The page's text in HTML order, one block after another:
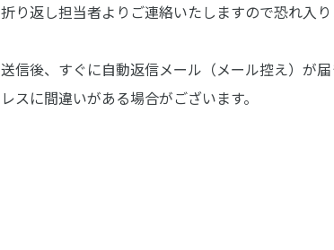
折り返し担当者よりご連絡いたしますので恐れ入
送信後、すぐに自動返信メール（メール控え）が
レスに間違いがある場合がございます。